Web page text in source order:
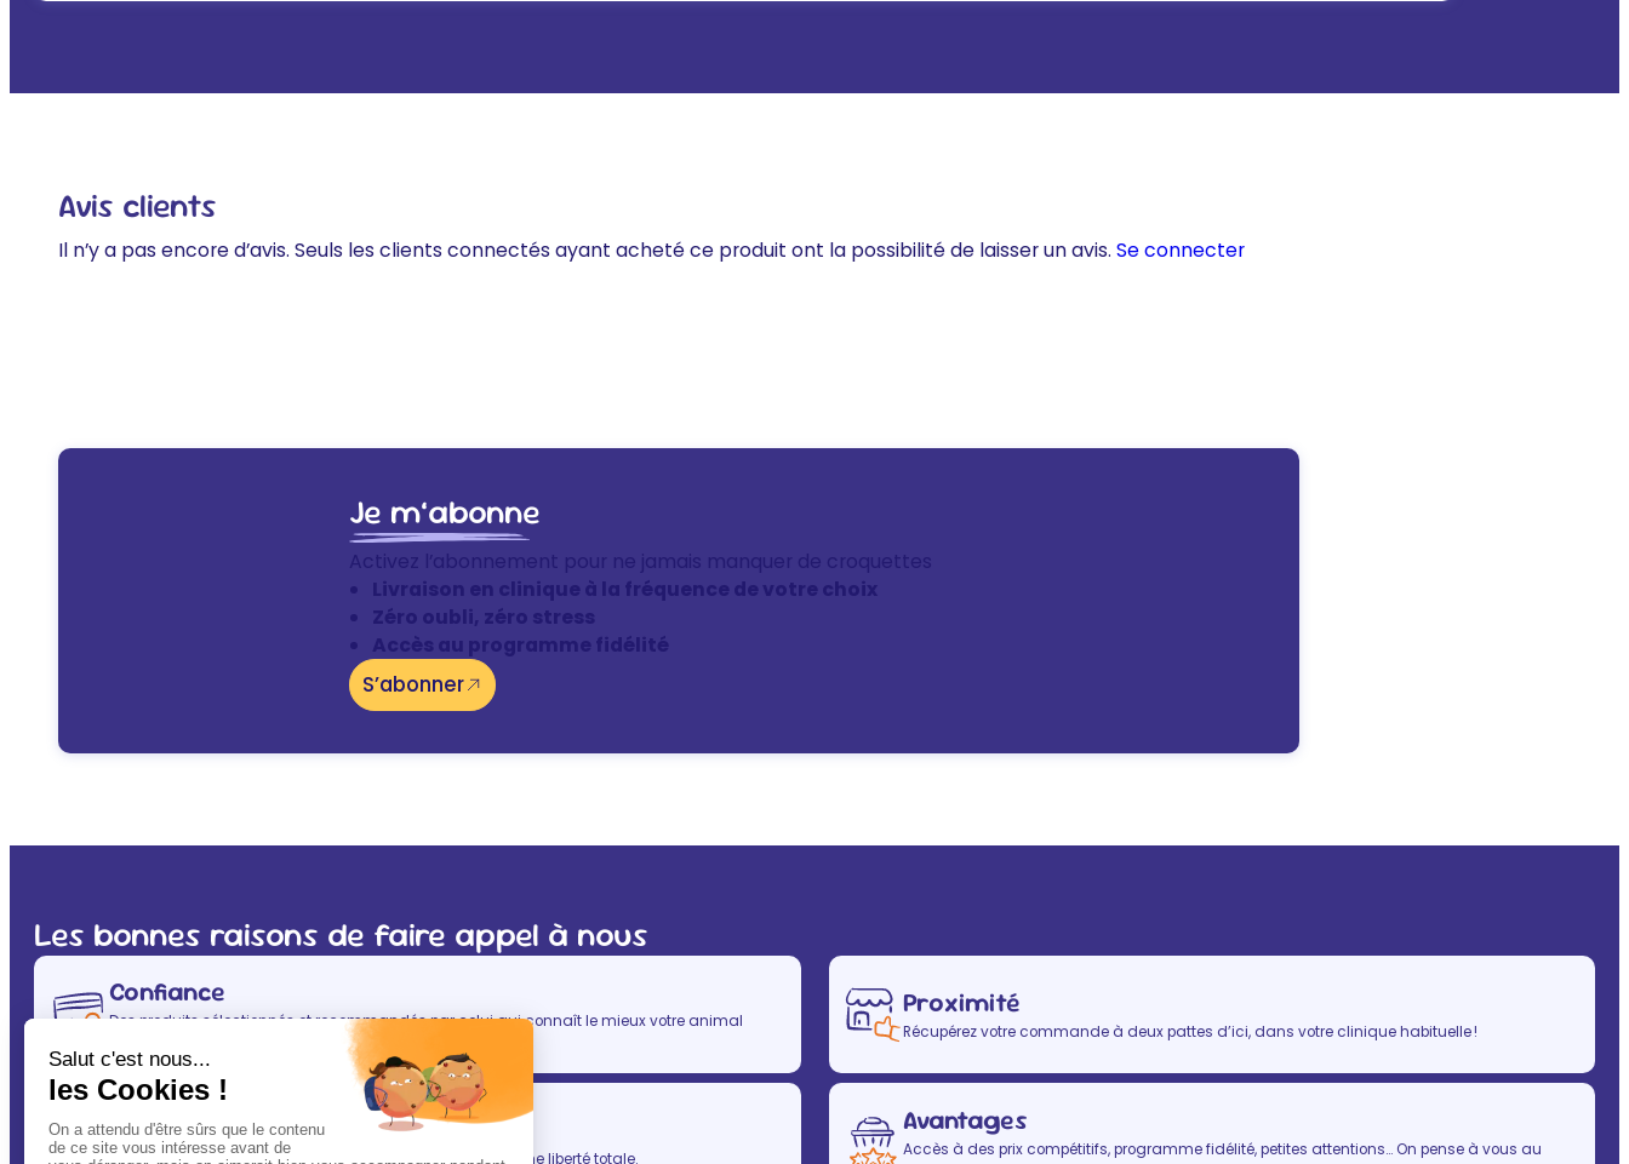
Avis clients
Il n’y a pas encore d’avis. Seuls les clients connectés ayant acheté ce produit ont la possibilité de laisser un avis. Se connecter
Je m’abonne
Activez l’abonnement pour ne jamais manquer de croquettes
Livraison en clinique à la fréquence de votre choix
Zéro oubli, zéro stress
Accès au programme fidélité
S’abonner
Les bonnes raisons de faire appel à nous
Confiance
Des produits sélectionnés et recommandés par celui qui connaît le mieux votre animal
(après vous évidemment ! ) : votre vétérinaire.
Proximité
Récupérez votre commande à deux pattes d’ici, dans votre clinique habituelle !
Simplicité
En un clic, vous allégez votre quotidien, tout en gardant une liberté totale.
Avantages
Accès à des prix compétitifs, programme fidélité, petites attentions… On pense à vous au